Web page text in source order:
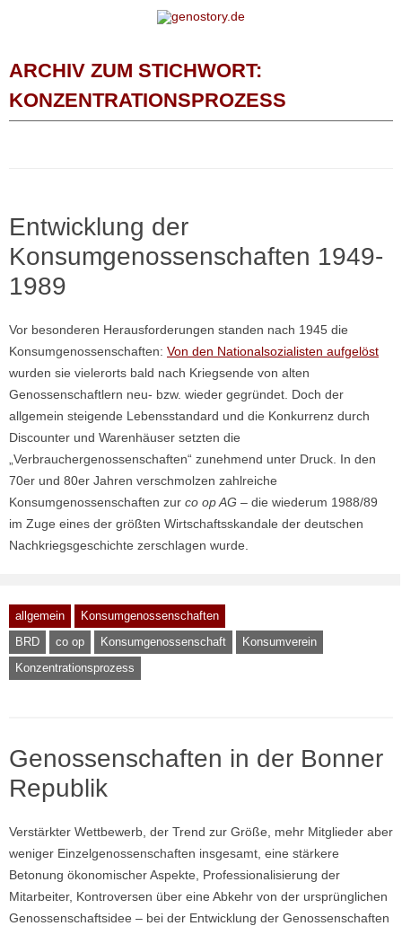
ARCHIV ZUM STICHWORT:
KONZENTRATIONSPROZESS
Entwicklung der
Konsumgenossenschaften 1949-
1989
Vor besonderen Herausforderungen standen nach 1945 die
Konsumgenossenschaften: Von den Nationalsozialisten aufgelöst
wurden sie vielerorts bald nach Kriegsende von alten
Genossenschaftlern neu- bzw. wieder gegründet. Doch der
allgemein steigende Lebensstandard und die Konkurrenz durch
Discounter und Warenhäuser setzten die
„Verbrauchergenossenschaften“ zunehmend unter Druck. In den
70er und 80er Jahren verschmolzen zahlreiche
Konsumgenossenschaften zur co op AG – die wiederum 1988/89
im Zuge eines der größten Wirtschaftsskandale der deutschen
Nachkriegsgeschichte zerschlagen wurde.
allgemein
Konsumgenossenschaften
BRD
co op Konsumgenossenschaft
Konsumverein
Konzentrationsprozess
Genossenschaften in der Bonner
Republik
Verstärkter Wettbewerb, der Trend zur Größe, mehr Mitglieder aber
weniger Einzelgenossenschaften insgesamt, eine stärkere
Betonung ökonomischer Aspekte, Professionalisierung der
Mitarbeiter, Kontroversen über eine Abkehr von der ursprünglichen
Genossenschaftsidee – bei der Entwicklung der Genossenschaften